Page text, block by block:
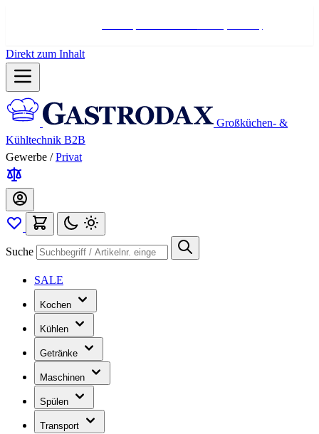
Direkt zum Inhalt
Großküchen- &
Kühltechnik B2B
Gewerbe / Privat
Suche
SALE
Kochen
Kühlen
Getränke
Maschinen
Spülen
Transport